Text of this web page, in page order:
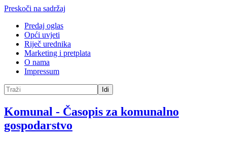
Preskoči na sadržaj
Predaj oglas
Opći uvjeti
Riječ urednika
Marketing i pretplata
O nama
Impressum
Idi
Komunal - Časopis za komunalno
gospodarstvo